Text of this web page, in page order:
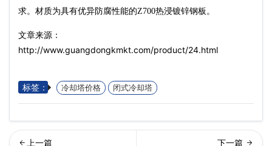
求。材质为具有优异防腐性能的Z700热浸镀锌钢板。
文章来源：
http://www.guangdongkmkt.com/product/24.html
标签： 冷却塔价格 闭式冷却塔